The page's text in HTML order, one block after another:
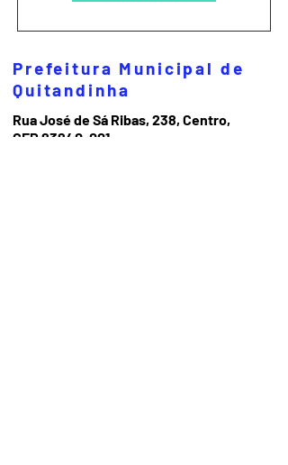
Prefeitura Municipal de
Quitandinha
Rua José de Sá Ribas, 238, Centro,
CEP 83840-001